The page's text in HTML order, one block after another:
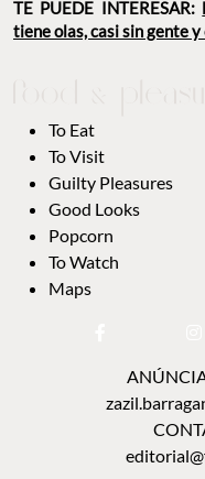
TE PUEDE INTERESAR:
tiene olas, casi sin gente
To Eat
To Visit
Guilty Pleasures
Good Looks
Popcorn
To Watch
Maps